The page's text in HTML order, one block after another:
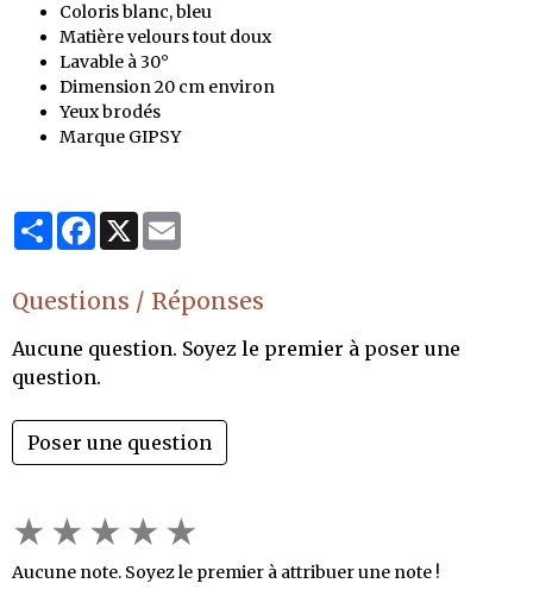
Coloris blanc, bleu
Matière velours tout doux
Lavable à 30°
Dimension 20 cm environ
Yeux brodés
Marque GIPSY
PartagerFacebook
X
Questions / Réponses
Aucune question. Soyez le premier à poser une
question.
Poser une question
★ ★ ★ ★ ★
Aucune note. Soyez le premier à attribuer une note !